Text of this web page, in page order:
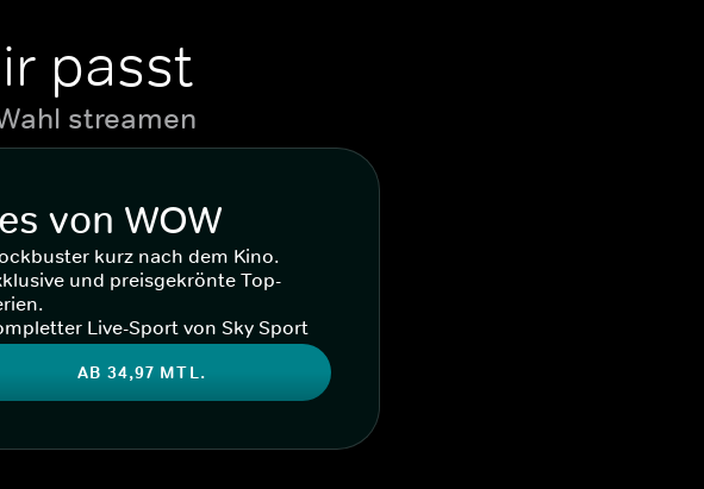
passt
streamen
von WOW
kurz nach dem Kino.
und preisgekrönte Top-
Live-Sport von Sky Sport
AB 34,97 MTL.